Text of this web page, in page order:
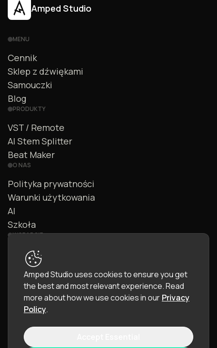
Amped Studio
MENU
Cennik
Sklep z dźwiękami
Samouczki
Blog
PRODUKTY
VST / Remote
AI Stem Splitter
Beat Maker
O NAS
Polityka prywatności
Warunki użytkowania
AI
Szkoła
WSPARCIE
Kontakt
Społeczność
Instrukcja
Amped Studio uses cookies to ensure you get
the best and most relevant experience.Read
more about how we use cookies in our Privacy
Policy.